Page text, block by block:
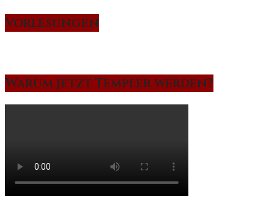
Vorlesungen
Warum jetzt Templer werden?